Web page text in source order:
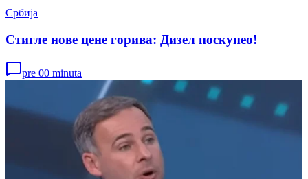
Србија
Стигле нове цене горива: Дизел поскупео!
pre 00 minuta